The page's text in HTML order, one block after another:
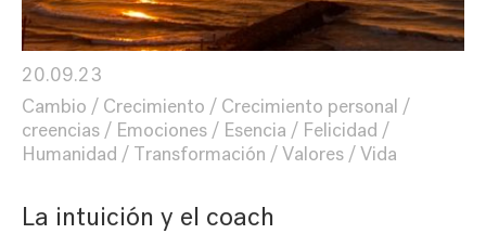
20.09.23
Cambio
Crecimiento
Crecimiento personal
creencias
Emociones Esencia
Felicidad
Humanidad
Transformación Valores Vida
La intuición y el coach